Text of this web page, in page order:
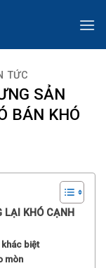
TỨC
SẢN
BÁN KHÓ
LẠI KHÓ CẠNH
khác biệt
mòn